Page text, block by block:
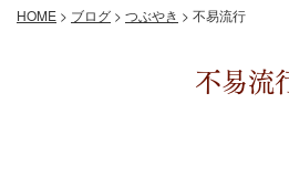
HOME > ブログ > つぶやき > 不易流行
不易流